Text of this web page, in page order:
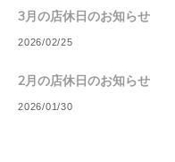
3月の店休日のお知らせ
2026/02/25
2月の店休日のお知らせ
2026/01/30